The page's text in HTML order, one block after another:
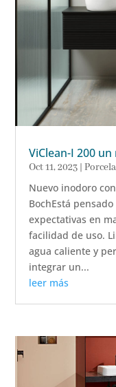
ViClean-I 200
Oct 11, 2023 |
Nuevo inodoro
BochEstá
expectativas en
facilidad de uso.
agua caliente y
integrar un...
leer más